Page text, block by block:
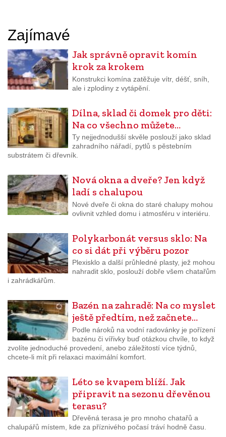
Zajímavé
Jak správně opravit komín
krok za krokem
Konstrukci komína zatěžuje vítr, déšť, sníh,
ale i zplodiny z vytápění.
Dílna, sklad či domek pro děti:
Na co všechno můžete…
Ty nejjednodušší skvěle poslouží jako sklad
zahradního nářadí, pytlů s pěstebním
substrátem či dřevník.
Nová okna a dveře? Jen když
ladí s chalupou
Nové dveře či okna do staré chalupy mohou
ovlivnit vzhled domu i atmosféru v interiéru.
Polykarbonát versus sklo: Na
co si dát při výběru pozor
Plexisklo a další průhledné plasty, jež mohou
nahradit sklo, poslouží dobře všem chatařům
i zahrádkářům.
Bazén na zahradě: Na co myslet
ještě předtím, než začnete…
Podle nároků na vodní radovánky je pořízení
bazénu či vířivky buď otázkou chvíle, to když
zvolíte jednoduché provedení, anebo záležitostí více týdnů,
chcete-li mít při relaxaci maximální komfort.
Léto se kvapem blíží. Jak
připravit na sezonu dřevěnou
terasu?
Dřevěná terasa je pro mnoho chatařů a
chalupářů místem, kde za příznivého počasí tráví hodně času.